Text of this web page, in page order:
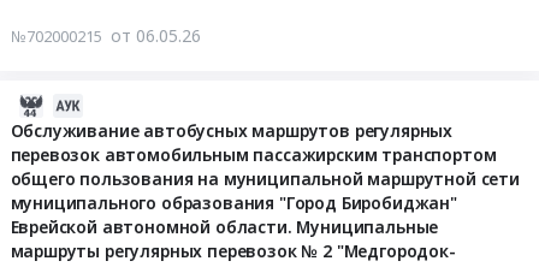
№702000215 от 06.05.26
Обслуживание автобусных маршрутов регулярных
перевозок автомобильным пассажирским транспортом
общего пользования на муниципальной маршрутной сети
муниципального образования "Город Биробиджан"
Еврейской автономной области. Муниципальные
маршруты регулярных перевозок № 2 "Медгородок-